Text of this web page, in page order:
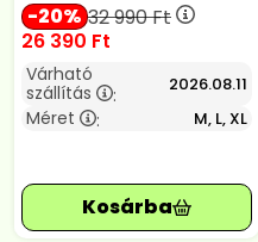
20 32 990Ft
26 390 Ft
Várható
szállítás
: 2026.08.11
Méret : M, L, XL